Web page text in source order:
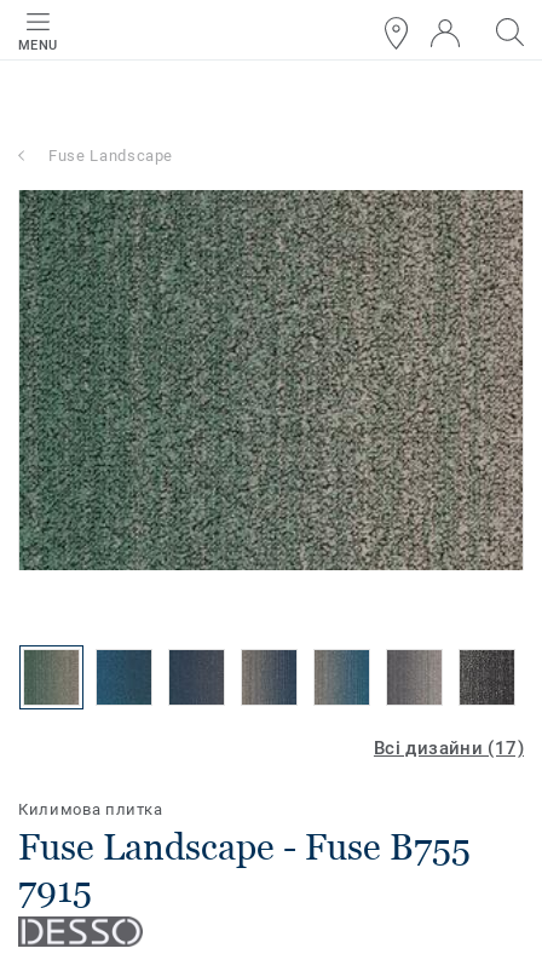
MENU
Fuse Landscape
Всі дизайни (17)
Килимова плитка
Fuse Landscape - Fuse B755
7915